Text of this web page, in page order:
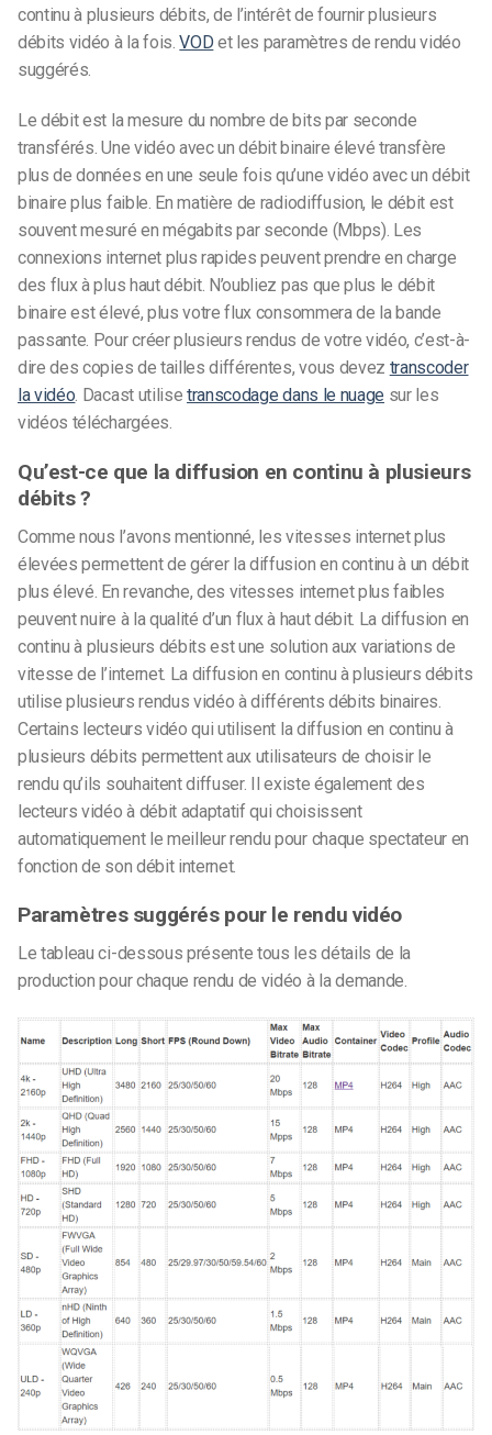
continu à plusieurs débits, de l’intérêt de fournir plusieurs
débits vidéo à la fois.VOD et les paramètres de rendu vidéo
suggérés.
Le débit est la mesure du nombre de bits par seconde
transférés. Une vidéo avec un débit binaire élevé transfère
plus de données en une seule fois qu’une vidéo avec un débit
binaire plus faible. En matière de radiodiffusion, le débit est
souvent mesuré en mégabits par seconde (Mbps). Les
connexions internet plus rapides peuvent prendre en charge
des flux à plus haut débit. N’oubliez pas que plus le débit
binaire est élevé, plus votre flux consommera de la bande
passante. Pour créer plusieurs rendus de votre vidéo, c’est-à-
dire des copies de tailles différentes, vous devez transcoder
la vidéo. Dacast utilisetranscodage dans le nuage sur les
vidéos téléchargées.
Qu’est-ce que la diffusion en continu à plusieurs
débits ?
Comme nous l’avons mentionné, les vitesses internet plus
élevées permettent de gérer la diffusion en continu à un débit
plus élevé. En revanche, des vitesses internet plus faibles
peuvent nuire à la qualité d’un flux à haut débit. La diffusion en
continu à plusieurs débits est une solution aux variations de
vitesse de l’internet. La diffusion en continu à plusieurs débits
utilise plusieurs rendus vidéo à différents débits binaires.
Certains lecteurs vidéo qui utilisent la diffusion en continu à
plusieurs débits permettent aux utilisateurs de choisir le
rendu qu’ils souhaitent diffuser. Il existe également des
lecteurs vidéo à débit adaptatif qui choisissent
automatiquement le meilleur rendu pour chaque spectateur en
fonction de son débit internet.
Paramètres suggérés pour le rendu vidéo
Le tableau ci-dessous présente tous les détails de la
production pour chaque rendu de vidéo à la demande.